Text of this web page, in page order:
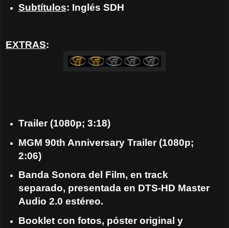
Subtítulos: Inglés SDH
EXTRAS:
Trailer (1080p; 3:18)
MGM 90th Anniversary Trailer (1080p;
2:06)
Banda Sonora del Film, en track
separado, presentada en DTS-HD Master
Audio 2.0 estéreo.
Booklet con fotos, póster original y